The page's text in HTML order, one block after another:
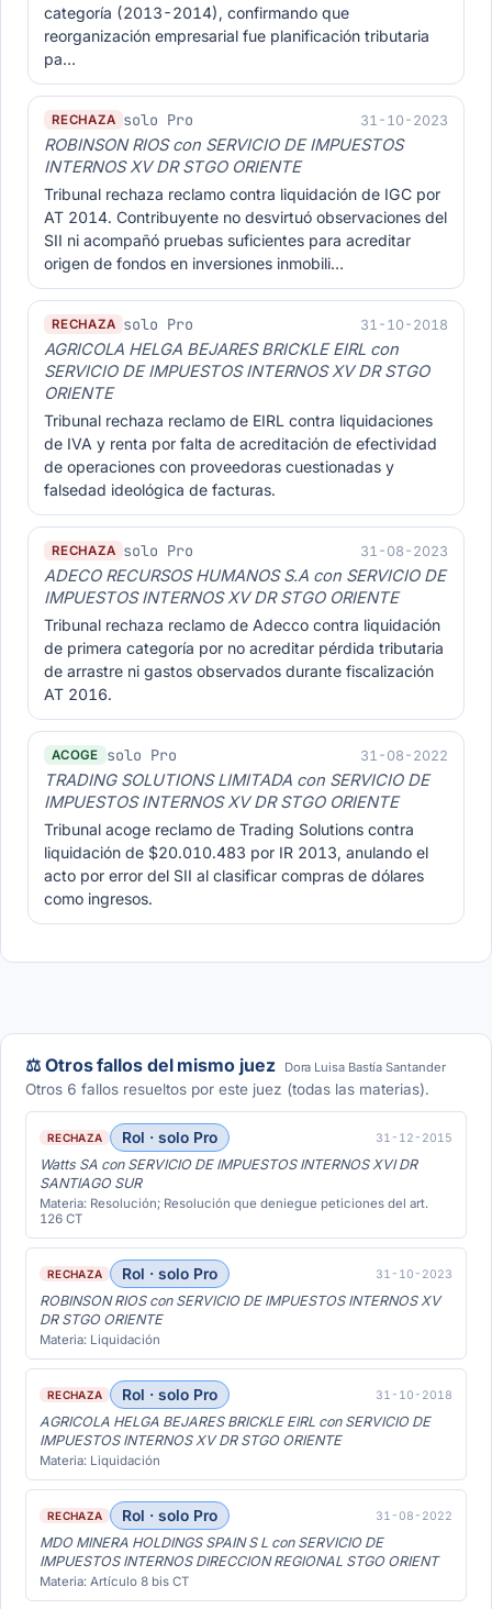
categoría (2013-2014), confirmando que
reorganización empresarial fue planificación tributaria
pa…
RECHAZA solo Pro 31-10-2023
ROBINSON RIOS con SERVICIO DE IMPUESTOS
INTERNOS XV DR STGO ORIENTE
Tribunal rechaza reclamo contra liquidación de IGC por
AT 2014. Contribuyente no desvirtuó observaciones del
SII ni acompañó pruebas suficientes para acreditar
origen de fondos en inversiones inmobili…
RECHAZA solo Pro 31-10-2018
AGRICOLA HELGA BEJARES BRICKLE EIRL con
SERVICIO DE IMPUESTOS INTERNOS XV DR STGO
ORIENTE
Tribunal rechaza reclamo de EIRL contra liquidaciones
de IVA y renta por falta de acreditación de efectividad
de operaciones con proveedoras cuestionadas y
falsedad ideológica de facturas.
RECHAZA solo Pro 31-08-2023
ADECO RECURSOS HUMANOS S.A con SERVICIO DE
IMPUESTOS INTERNOS XV DR STGO ORIENTE
Tribunal rechaza reclamo de Adecco contra liquidación
de primera categoría por no acreditar pérdida tributaria
de arrastre ni gastos observados durante fiscalización
AT 2016.
ACOGE solo Pro 31-08-2022
TRADING SOLUTIONS LIMITADA con SERVICIO DE
IMPUESTOS INTERNOS XV DR STGO ORIENTE
Tribunal acoge reclamo de Trading Solutions contra
liquidación de $20.010.483 por IR 2013, anulando el
acto por error del SII al clasificar compras de dólares
como ingresos.
⚖️ Otros fallos del mismo juez Dora Luisa Bastía Santander
Otros 6 fallos resueltos por este juez (todas las materias).
RECHAZA Rol · solo Pro 31-12-2015
Watts SA con SERVICIO DE IMPUESTOS INTERNOS XVI DR
SANTIAGO SUR
Materia: Resolución; Resolución que deniegue peticiones del art.
126 CT
RECHAZA Rol · solo Pro 31-10-2023
ROBINSON RIOS con SERVICIO DE IMPUESTOS INTERNOS XV
DR STGO ORIENTE
Materia: Liquidación
RECHAZA Rol · solo Pro 31-10-2018
AGRICOLA HELGA BEJARES BRICKLE EIRL con SERVICIO DE
IMPUESTOS INTERNOS XV DR STGO ORIENTE
Materia: Liquidación
RECHAZA Rol · solo Pro 31-08-2022
MDO MINERA HOLDINGS SPAIN S L con SERVICIO DE
IMPUESTOS INTERNOS DIRECCION REGIONAL STGO ORIENT
Materia: Artículo 8 bis CT